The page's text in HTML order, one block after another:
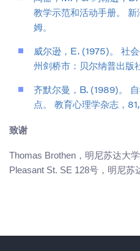
教学示范和活动手册。 新
姆。
威尔逊，E. (1975)。 社
州剑桥市：贝尔纳普出版
齐默尔曼，B. (1989)。
点。 教育心理学杂志，
致谢
Thomas Brothen，明尼苏达大
Pleasant St. SE 128号，明尼苏